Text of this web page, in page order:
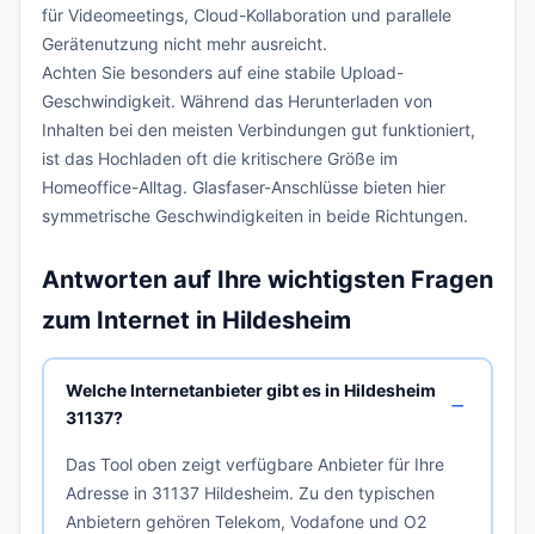
für Videomeetings, Cloud-Kollaboration und parallele
Gerätenutzung nicht mehr ausreicht.
Achten Sie besonders auf eine stabile Upload-
Geschwindigkeit. Während das Herunterladen von
Inhalten bei den meisten Verbindungen gut funktioniert,
ist das Hochladen oft die kritischere Größe im
Homeoffice-Alltag. Glasfaser-Anschlüsse bieten hier
symmetrische Geschwindigkeiten in beide Richtungen.
Antworten auf Ihre wichtigsten Fragen
zum Internet in Hildesheim
Welche Internetanbieter gibt es in Hildesheim
31137?
Das Tool oben zeigt verfügbare Anbieter für Ihre
Adresse in 31137 Hildesheim. Zu den typischen
Anbietern gehören Telekom, Vodafone und O2